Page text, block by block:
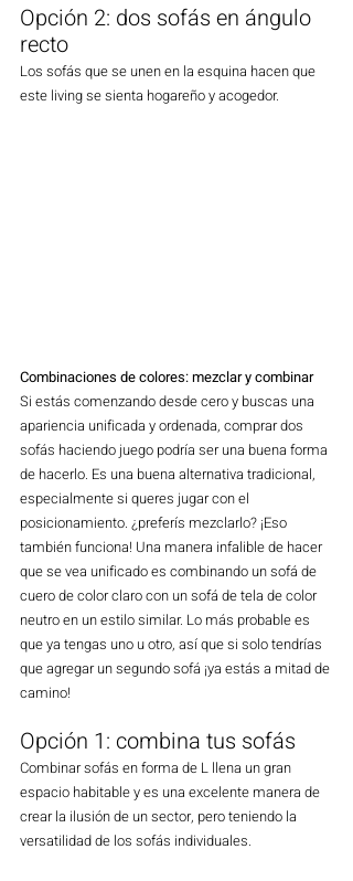
Opción 2: dos sofás en ángulo
recto
Los sofás que se unen en la esquina hacen que
este living se sienta hogareño y acogedor.
Combinaciones de colores: mezclar y combinar
Si estás comenzando desde cero y buscas una
apariencia unificada y ordenada, comprar dos
sofás haciendo juego podría ser una buena forma
de hacerlo. Es una buena alternativa tradicional,
especialmente si queres jugar con el
posicionamiento. ¿preferís mezclarlo? ¡Eso
también funciona! Una manera infalible de hacer
que se vea unificado es combinando un sofá de
cuero de color claro con un sofá de tela de color
neutro en un estilo similar. Lo más probable es
que ya tengas uno u otro, así que si solo tendrías
que agregar un segundo sofá ¡ya estás a mitad de
camino!
Opción 1: combina tus sofás
Combinar sofás en forma de L llena un gran
espacio habitable y es una excelente manera de
crear la ilusión de un sector, pero teniendo la
versatilidad de los sofás individuales.